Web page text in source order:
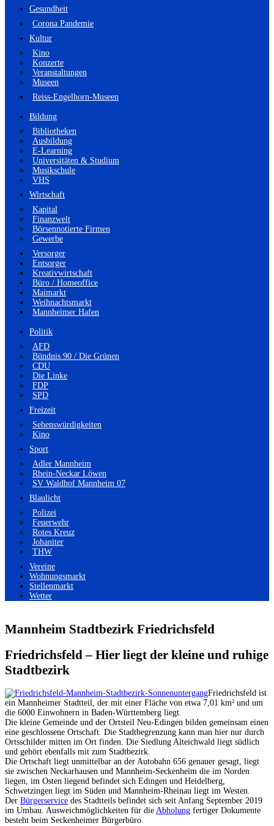
Gesundheit
Corona Pandemie
Kultur
Kino
Konzerte
Veranstaltungen
Museen
Reiss-Engelhorn-Museen
Bildung
Bibliotheken
Ausbildung
E-Learning
Universitäten & Studium
Musikschule
VHS
Wirtschaft
Kapital
Finanzwelt
Börsennotierte Firmen
Gewerbe
Versorger
Entsorger
Kreativwirtschaft
Büro / Homeoffice
Maimarkt
Weihnachtsmarkt
Mannheimer Hafen
Politik
AFD
Bündnis 90 / Die Grünen
CDU
Die Linke
FDP
SPD
Freizeit
Sehenswürdigkeiten
Kino
Sport
Adler Mannheim
Rhein-Neckar Löwen
SV Waldhof Mannheim 07
Blaulicht
Polizei
Feuerwehr
Rotes Kreuz
Johaniter
THW
Vereine
Wohnungsmarkt
Stellenmarkt
Wetter
Mannheim Stadtbezirk Friedrichsfeld
Friedrichsfeld – Hier liegt der kleine und ruhige
Stadtbezirk
Friedrichsfeld ist
ein Mannheimer Stadtteil, der mit einer Fläche von etwa 7,01 km² und um
die 6000 Einwohnern in Baden-Württemberg liegt.
Die kleine Gemeinde und der Ortsteil Neu-Edingen bilden gemeinsam einen
eine geschlossene Ortschaft. Die Stadtbegrenzung kann man hier nur durch
Ortsschilder mitten im Ort finden. Die Siedlung Alteichwald liegt südlich
und gehört ebenfalls mit zum Stadtbezirk.
Die Ortschaft liegt unmittelbar an der Autobahn 656 genauer gesagt, liegt
sie zwischen Neckarhausen und Mannheim-Seckenheim die im Norden
liegen, im Osten liegend befindet sich Edingen und Heidelberg,
Schwetzingen liegt im Süden und Mannheim-Rheinau liegt im Westen.
Der Bürgerservice des Stadtteils befindet sich seit Anfang September 2019
im Umbau. Ausweichmöglichkeiten für die Abholung fertiger Dokumente
besteht beim Seckenheimer Bürgerbüro.